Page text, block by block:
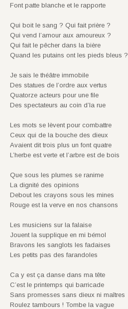
Font patte blanche et le rapporte
Qui boit le sang ? Qui fait prière ?
Qui vend l’amour aux amoureux ?
Qui fait le pêcher dans la bière
Quand les putains ont les pieds bleus ?
Je sais le théâtre immobile
Des statues de l’ordre aux vertus
Quatorze acteurs pour une file
Des spectateurs au coin d’la rue
Les mots se lèvent pour combattre
Ceux qui de la bouche des dieux
Avaient dit trois plus un font quatre
L’herbe est verte et l’arbre est de bois
Que sous les plumes se ranime
La dignité des opinions
Debout les crayons sous les mines
Rouge est la verve en nos chansons
Les musiciens sur la falaise
Jouent la supplique en mi bémol
Bravons les sanglots les fadaises
Les petits pas des farandoles
Ca y est ça danse dans ma tête
C’est le printemps qui barricade
Sans promesses sans dieux ni maîtres
Roulez tambours ! Tombe la vague